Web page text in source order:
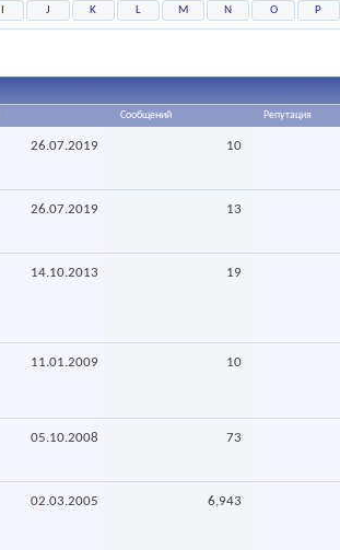
J K L M N O P
Сообщений Репутация
26.07.2019 10
26.07.2019 13
14.10.2013 19
11.01.2009 10
05.10.2008 73
02.03.2005 6,943